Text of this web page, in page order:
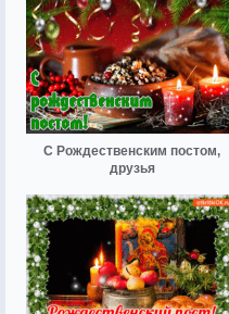
С Рождественским постом,
друзья